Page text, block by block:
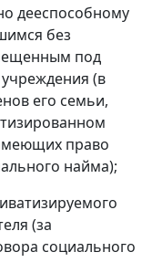
дееспособному
без
под
(в
его семьи,
право
найма);
(за
социального